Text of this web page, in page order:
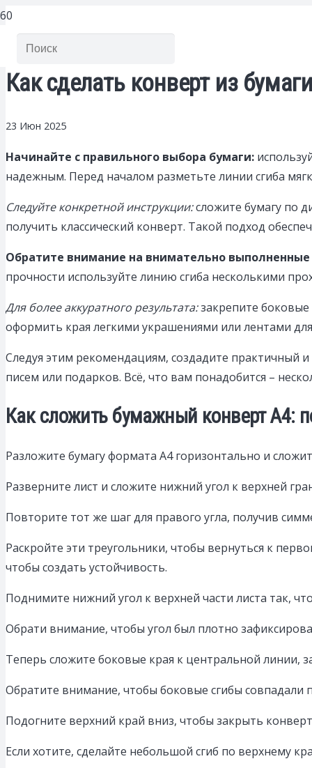
Как сделать конверт из
23 Июн 2025
Начинайте с правильного выбора бумаги:
надежным. Перед началом разметьте линии сгиба
Следуйте конкретной инструкции:сложите бумагу по
получить классический конверт. Такой подход
Обратите внимание на внимательно выполненные
прочности используйте линию сгиба несколькими
Для более аккуратного результата:закрепите
оформить края легкими украшениями или лентами
Следуя этим рекомендациям, создадите практичный
писем или подарков. Всё, что вам понадобится –
Как сложить бумажный конверт А4:
Разложите бумагу формата А4 горизонтально и
Разверните лист и сложите нижний угол к верхней
Повторите тот же шаг для правого угла, получив
Раскройте эти треугольники, чтобы вернуться к
чтобы создать устойчивость.
Поднимите нижний угол к верхней части листа так,
Обрати внимание, чтобы угол был плотно
Теперь сложите боковые края к центральной линии,
Обратите внимание, чтобы боковые сгибы совпадали
Подогните верхний край вниз, чтобы закрыть
Если хотите, сделайте небольшой сгиб по верхнему